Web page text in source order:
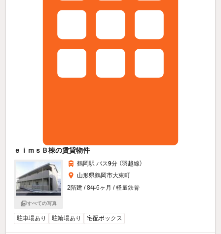
ｅｉｍｓＢ棟の賃貸物件
すべての写真
鶴岡駅 バス9分 （羽越線）
山形県鶴岡市大東町
2階建 / 8年6ヶ月 / 軽量鉄骨
駐車場あり 駐輪場あり 宅配ボックス